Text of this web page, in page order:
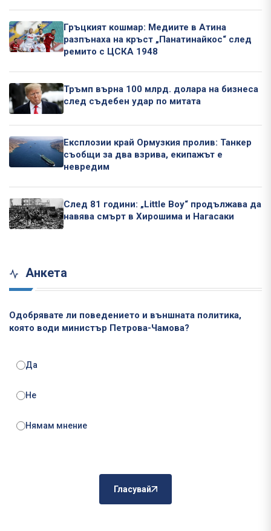
Гръцкият кошмар: Медиите в Атина
разпънаха на кръст „Панатинайкос“ след
ремито с ЦСКА 1948
Тръмп върна 100 млрд. долара на бизнеса
след съдебен удар по митата
Експлозии край Ормузкия пролив: Танкер
съобщи за два взрива, екипажът е
невредим
След 81 години: „Little Boy“ продължава да
навява смърт в Хирошима и Нагасаки
Анкета
Одобрявате ли поведението и външната политика,
която води министър Петрова-Чамова?
Да
Не
Нямам мнение
Гласувай